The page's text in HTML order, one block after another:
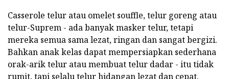
Casserole telur atau omelet souffle, telur goreng atau
telur-Suprem - ada banyak masker telur, tetapi
mereka semua sama lezat, ringan dan sangat bergizi.
Bahkan anak kelas dapat mempersiapkan sederhana
orak-arik telur atau membuat telur dadar - itu tidak
rumit, tapi selalu telur hidangan lezat dan cepat.